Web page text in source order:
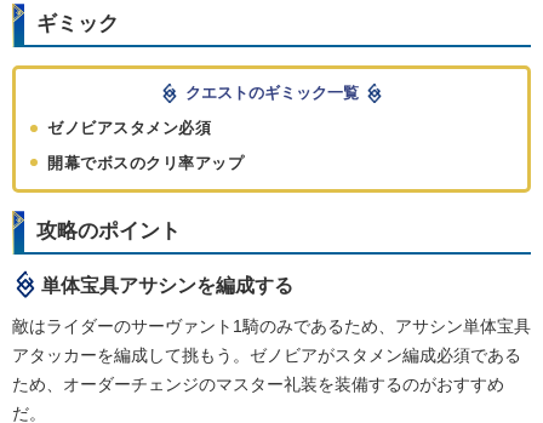
ギミック
クエストのギミック一覧
ゼノビアスタメン必須
開幕でボスのクリ率アップ
攻略のポイント
単体宝具アサシンを編成する
敵はライダーのサーヴァント1騎のみであるため、アサシン単体宝具
アタッカーを編成して挑もう。ゼノビアがスタメン編成必須である
ため、オーダーチェンジのマスター礼装を装備するのがおすすめ
だ。